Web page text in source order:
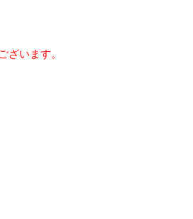
います。